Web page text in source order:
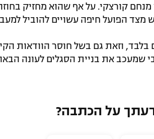
קורצקי. על אף שהוא מחזיק
מצד הפועל חיפה עשויים להוביל
בלבד, וזאת גם בשל חוסר הוודאות
שמעכב את בניית הסגלים לעונה
על הכתבה?